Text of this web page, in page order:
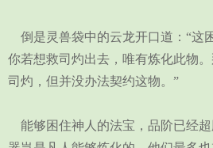
倒是灵兽袋中的云龙开口道：“这
你若想救司灼出去，唯有炼化此物
司灼，但并没办法契约这物。”
能够困住神人的法宝，品阶已经